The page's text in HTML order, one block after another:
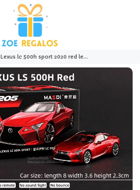
Lexus lc 500h sport 2020 red lex1 205 - massdi